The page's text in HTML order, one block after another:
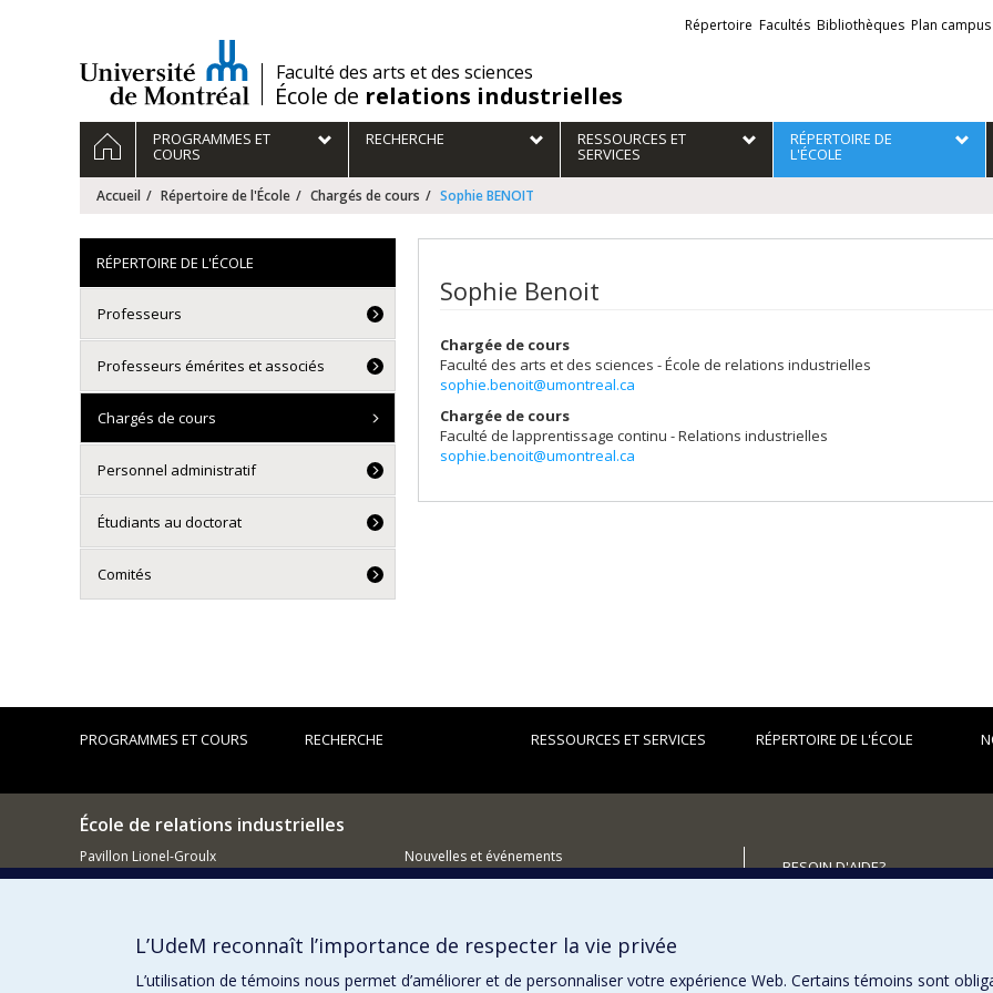
/Faculté des arts et des sciences
École de relations industrielles
Liens
externes
Répertoire Facultés Bibliothèques Plan campus
Navigation
principale
ACCUEILPROGRAMMES ET
COURS
RECHERCHE RESSOURCES ET
SERVICES
RÉPERTOIRE DE
L'ÉCOLE
Accueil Répertoire de l'École Chargés de cours Sophie BENOIT
Sophie Benoit
Chargée de cours
Faculté des arts et des sciences - École de relations industrielles
sophie.benoit@umontreal.ca
Chargée de cours
Faculté de lapprentissage continu - Relations industrielles
sophie.benoit@umontreal.ca
RÉPERTOIRE DE L'ÉCOLE
Professeurs
Professeurs émérites et associés
Chargés de cours
Personnel administratif
Étudiants au doctorat
Comités
PROGRAMMES ET COURS RECHERCHE RESSOURCES ET SERVICES RÉPERTOIRE DE L'ÉCOLE
École de relations industrielles
Pavillon Lionel-Groulx
3150, rue Jean-Brillant
514 343-6111, poste 1268
Nouvelles et événements
BESOIN D'AIDE?
L’UdeM reconnaît l’importance de respecter la vie privée
L’utilisation de témoins nous permet d’améliorer et de personnaliser votre expérience Web. Certains témoins sont